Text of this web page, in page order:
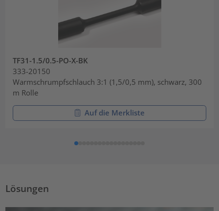
TF31-1.5/0.5-PO-X-BK
333-20150
Warmschrumpfschlauch 3:1 (1,5/0,5 mm), schwarz, 300
m Rolle
Auf die Merkliste
Lösungen